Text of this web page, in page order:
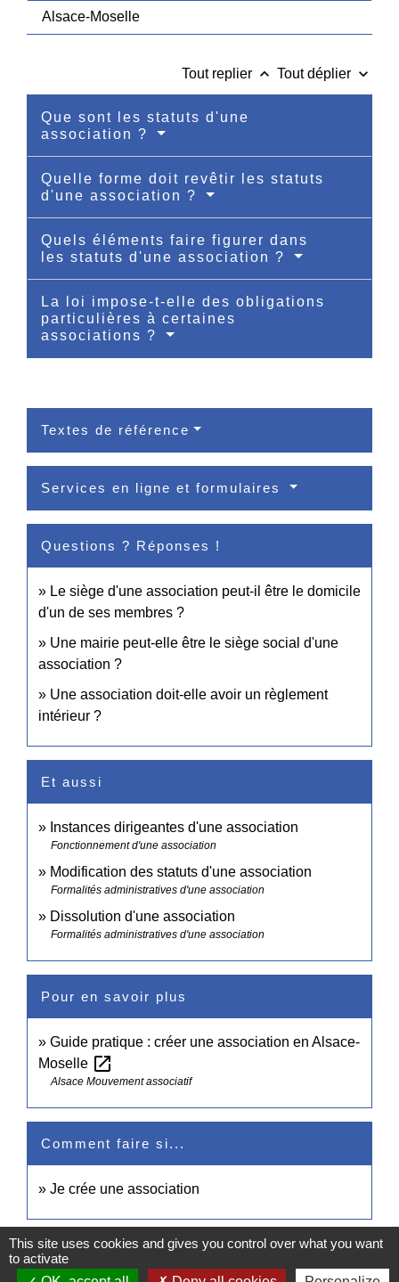
Alsace-Moselle
Tout replier keyboard_arrow_up Tout déplier keyboard_arrow_down
Que sont les statuts d'une
association ?
Quelle forme doit revêtir les statuts
d'une association ?
Quels éléments faire figurer dans
les statuts d'une association ?
La loi impose-t-elle des obligations
particulières à certaines
associations ?
Textes de référence
Services en ligne et formulaires
Questions ? Réponses !
Le siège d'une association peut-il être le domicile
d'un de ses membres ?
Une mairie peut-elle être le siège social d'une
association ?
Une association doit-elle avoir un règlement
intérieur ?
Et aussi
Instances dirigeantes d'une association
Fonctionnement d'une association
Modification des statuts d'une association
Formalités administratives d'une association
Dissolution d'une association
Formalités administratives d'une association
Pour en savoir plus
Guide pratique : créer une association en Alsace-
Moselle open_in_new
Alsace Mouvement associatif
Comment faire si...
Je crée une association
Signaler une erreur sur cette page
This site uses cookies and gives you control over what you want
to activate